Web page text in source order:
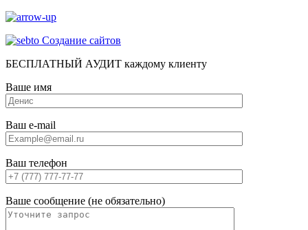
Создание сайтов
БЕСПЛАТНЫЙ АУДИТ каждому клиенту
Ваше имя
Ваш e-mail
Ваш телефон
Ваше сообщение (не обязательно)